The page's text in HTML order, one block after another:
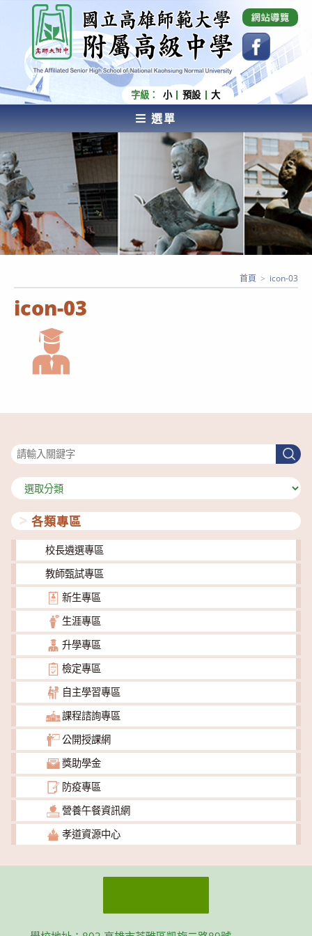
內
容
國立高雄師範大學附屬高級中學 Affiliated Senior
High School of National Kaohsiung Normal
University
字級： 小 預設 大
選單
AFFILIATED SENIOR HIGH SCHOOL OF NATIONAL
KAOHSIUNG NORMAL UNIVERSITY
icon-03
首頁 > icon-03
搜
尋
分
類
各類專區
校長遴選專區
教師甄試專區
新生專區
生涯專區
升學專區
檢定專區
自主學習專區
課程諮詢專區
公開授課網
獎助學金
防疫專區
營養午餐資訊網
孝道資源中心